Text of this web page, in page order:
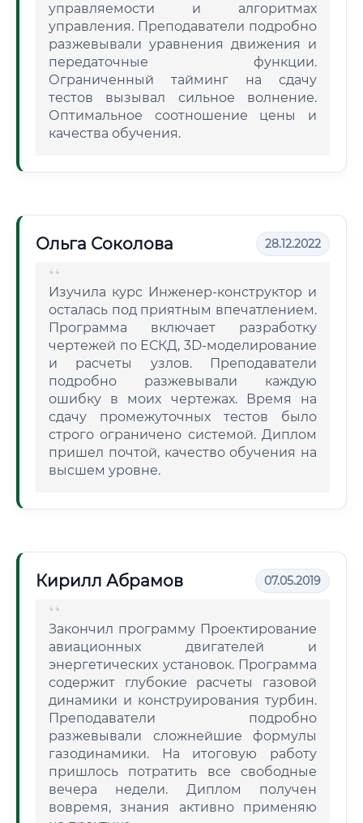
управляемости и алгоритмах
управления. Преподаватели подробно
разжевывали уравнения движения и
передаточные функции.
Ограниченный тайминг на сдачу
тестов вызывал сильное волнение.
Оптимальное соотношение цены и
качества обучения.
Ольга Соколова 28.12.2022
Изучила курс Инженер-конструктор и
осталась под приятным впечатлением.
Программа включает разработку
чертежей по ЕСКД, 3D-моделирование
и расчеты узлов. Преподаватели
подробно разжевывали каждую
ошибку в моих чертежах. Время на
сдачу промежуточных тестов было
строго ограничено системой. Диплом
пришел почтой, качество обучения на
высшем уровне.
Кирилл Абрамов 07.05.2019
Закончил программу Проектирование
авиационных двигателей и
энергетических установок. Программа
содержит глубокие расчеты газовой
динамики и конструирования турбин.
Преподаватели подробно
разжевывали сложнейшие формулы
газодинамики. На итоговую работу
пришлось потратить все свободные
вечера недели. Диплом получен
вовремя, знания активно применяю